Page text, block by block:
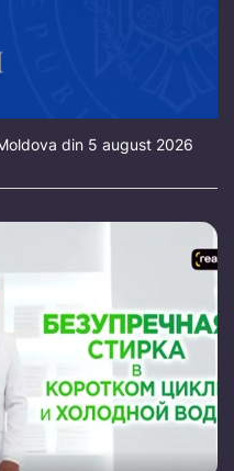
din 5 august 2026